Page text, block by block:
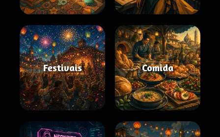
Festivais Comida